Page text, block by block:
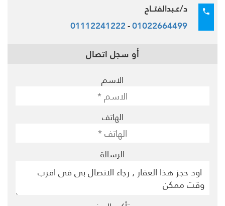
د/عـبدالفتــاح
01022664499
-
01112241222
أو سجل اتصال
الاسم
الهاتف
الرسالة